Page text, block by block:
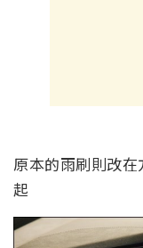
原本的雨刷則改
起